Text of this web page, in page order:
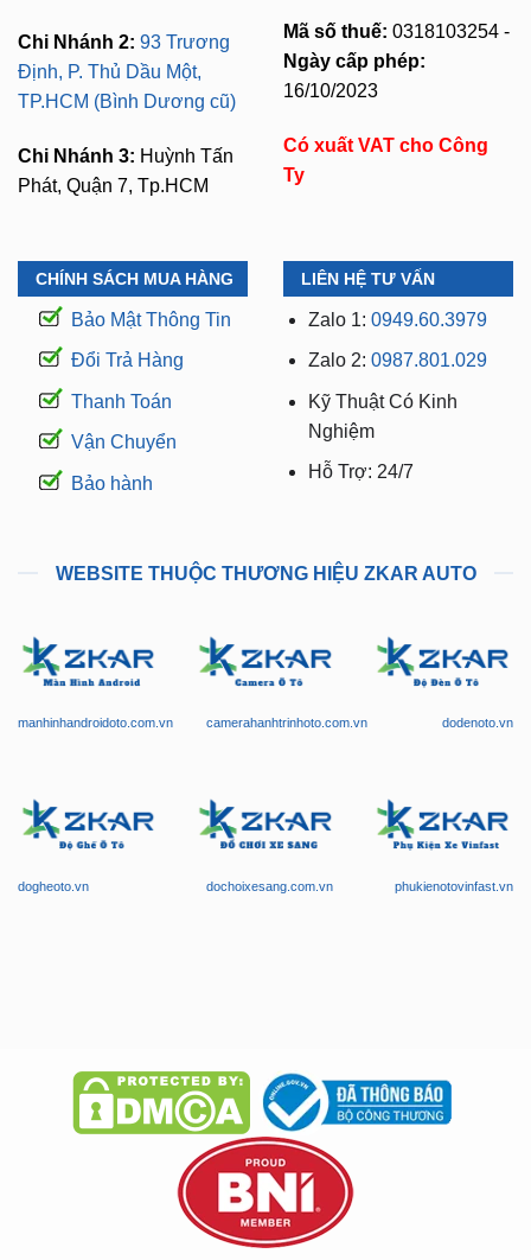
Chi Nhánh 2: 93 Trương
Định, P. Thủ Dầu Một,
TP.HCM (Bình Dương cũ)
Chi Nhánh 3: Huỳnh Tấn
Phát, Quận 7, Tp.HCM
Mã số thuế: 0318103254 -
Ngày cấp phép:
16/10/2023
Có xuất VAT cho Công
Ty
CHÍNH SÁCH MUA HÀNG
Bảo Mật Thông Tin
Đổi Trả Hàng
Thanh Toán
Vận Chuyển
Bảo hành
LIÊN HỆ TƯ VẤN
Zalo 1: 0949.60.3979
Zalo 2: 0987.801.029
Kỹ Thuật Có Kinh
Nghiệm
Hỗ Trợ: 24/7
WEBSITE THUỘC THƯƠNG HIỆU ZKAR AUTO
manhinhandroidoto.com.vn camerahanhtrinhoto.com.vn dodenoto.vn
dogheoto.vn dochoixesang.com.vn phukienotovinfast.vn